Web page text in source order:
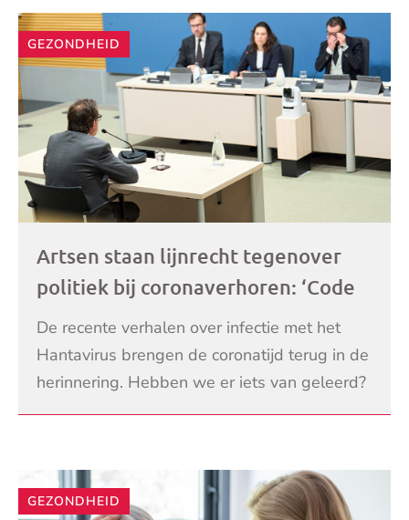
GEZONDHEID
Artsen staan lijnrecht tegenover
politiek bij coronaverhoren: ‘Code
zwart was wel degelijk aan de orde’
De recente verhalen over infectie met het
Hantavirus brengen de coronatijd terug in de
herinnering. Hebben we er iets van geleerd?
Op dit moment vindt de parlementaire
LEES VERDER
GEZONDHEID